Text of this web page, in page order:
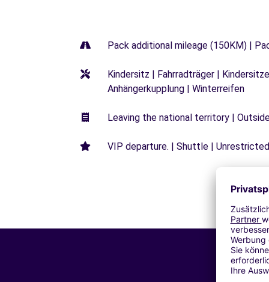
Pack additional mileage (150KM) |
Kindersitz | Fahrradträger |
Anhängerkupplung | Winterreifen
Leaving the national territory |
VIP departure. | Shuttle |